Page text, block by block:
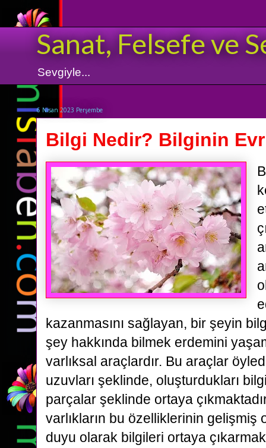
Sanat, Felsefe ve
Sevgiyle...
6 Nisan 2023 Perşembe
Bilgi Nedir? Bilginin
kazanmasını sağlayan, bir şeyin
şey hakkında bilmek erdemini
varlıksal araçlardır. Bu araçlar
uzuvları şeklinde, oluşturdukları
parçalar şeklinde ortaya
varlıkların bu özelliklerinin gelişmiş
duyu olarak bilgileri ortaya